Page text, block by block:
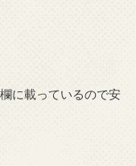
に載っているので安